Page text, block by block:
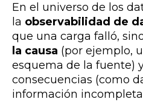
En el universo de los
la observabilidad de
que una carga falló,
la causa (por ejemplo,
esquema de la fuente)
consecuencias (como
información